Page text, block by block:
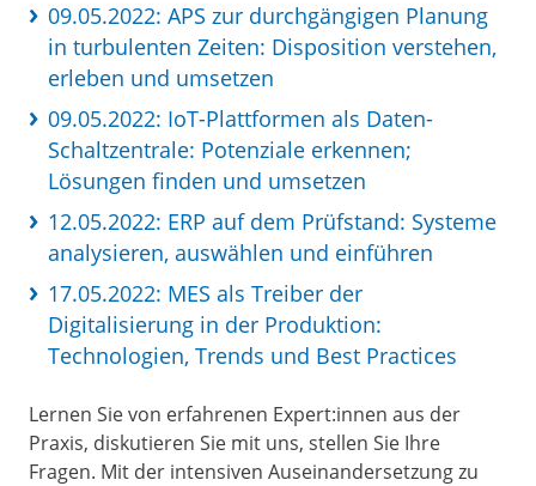
09.05.2022: APS zur durchgängigen Planung
in turbulenten Zeiten: Disposition verstehen,
erleben und umsetzen
09.05.2022: IoT-Plattformen als Daten-
Schaltzentrale: Potenziale erkennen;
Lösungen finden und umsetzen
12.05.2022: ERP auf dem Prüfstand: Systeme
analysieren, auswählen und einführen
17.05.2022: MES als Treiber der
Digitalisierung in der Produktion:
Technologien, Trends und Best Practices
Lernen Sie von erfahrenen Expert:innen aus der
Praxis, diskutieren Sie mit uns, stellen Sie Ihre
Fragen. Mit der intensiven Auseinandersetzung zu